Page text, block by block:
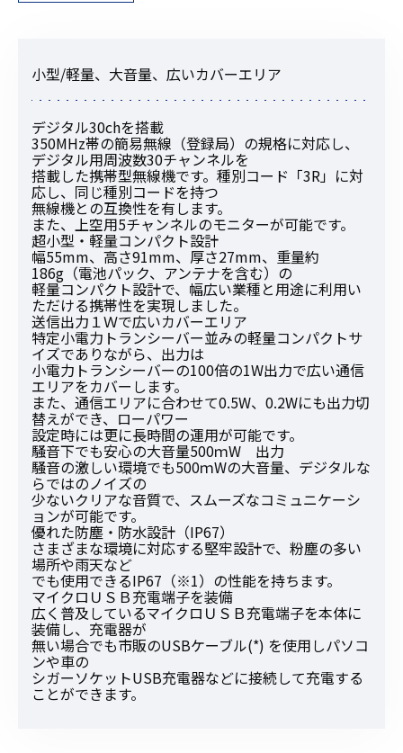
小型/軽量、大音量、広いカバーエリア
デジタル30chを搭載
350MHz帯の簡易無線（登録局）の規格に対応し、
デジタル用周波数30チャンネルを
搭載した携帯型無線機です。種別コード「3R」に対
応し、同じ種別コードを持つ
無線機との互換性を有します。
また、上空用5チャンネルのモニターが可能です。
超小型・軽量コンパクト設計
幅55mm、高さ91mm、厚さ27mm、重量約
186g（電池パック、アンテナを含む）の
軽量コンパクト設計で、幅広い業種と用途に利用い
ただける携帯性を実現しました。
送信出力１Ｗで広いカバーエリア
特定小電力トランシーバー並みの軽量コンパクトサ
イズでありながら、出力は
小電力トランシーバーの100倍の1W出力で広い通信
エリアをカバーします。
また、通信エリアに合わせて0.5W、0.2Wにも出力切
替えができ、ローパワー
設定時には更に長時間の運用が可能です。
騒音下でも安心の大音量500ｍW 出力
騒音の激しい環境でも500ｍWの大音量、デジタルな
らではのノイズの
少ないクリアな音質で、スムーズなコミュニケーシ
ョンが可能です。
優れた防塵・防水設計（IP67）
さまざまな環境に対応する堅牢設計で、粉塵の多い
場所や雨天など
でも使用できるIP67（※1）の性能を持ちます。
マイクロＵＳＢ充電端子を装備
広く普及しているマイクロＵＳＢ充電端子を本体に
装備し、充電器が
無い場合でも市販のUSBケーブル(*) を使用しパソコ
ンや車の
シガーソケットUSB充電器などに接続して充電する
ことができます。